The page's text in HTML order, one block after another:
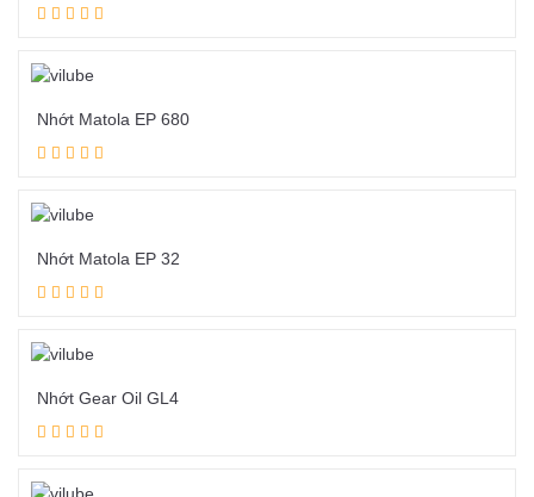
Nhớt Matola EP 680
Nhớt Matola EP 32
Nhớt Gear Oil GL4